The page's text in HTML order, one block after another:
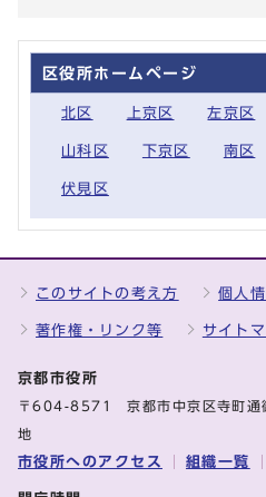
区役所ホームページ
北区 上京区 左京区
山科区 下京区 南区
伏見区
このサイトの考え方 個人
著作権・リンク等 サイト
京都市役所
〒604-8571 京都市中京区寺町通
地
市役所へのアクセス 組織一覧